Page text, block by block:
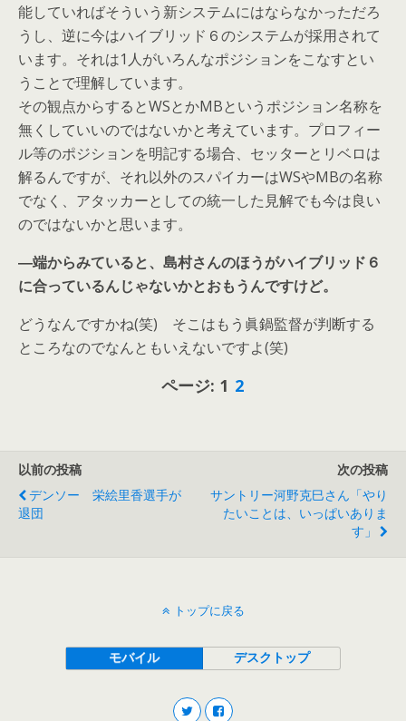
能していればそういう新システムにはならなかっただろ
うし、逆に今はハイブリッド６のシステムが採用されて
います。それは1人がいろんなポジションをこなすとい
うことで理解しています。
その観点からするとWSとかMBというポジション名称を
無くしていいのではないかと考えています。プロフィー
ル等のポジションを明記する場合、セッターとリベロは
解るんですが、それ以外のスパイカーはWSやMBの名称
でなく、アタッカーとしての統一した見解でも今は良い
のではないかと思います。
―端からみていると、島村さんのほうがハイブリッド６
に合っているんじゃないかとおもうんですけど。
どうなんですかね(笑) そこはもう眞鍋監督が判断する
ところなのでなんともいえないですよ(笑)
ページ: 1 2
以前の投稿
デンソー 栄絵里香選手が
退団
次の投稿
サントリー河野克巳さん「やり
たいことは、いっぱいありま
す」
トップに戻る
モバイル デスクトップ